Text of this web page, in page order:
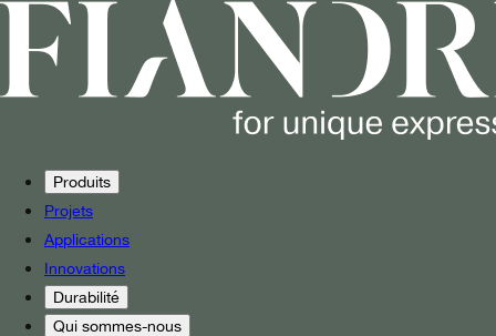
Produits
Projets
Applications
Innovations
Durabilité
Qui sommes-nous